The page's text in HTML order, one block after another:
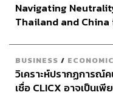
Navigating
Thailand and
BUSINESS / ECONOMIC
วิเคราะห์ปรากฏการณ์
เชื่อ CLICX อาจเป็นเ